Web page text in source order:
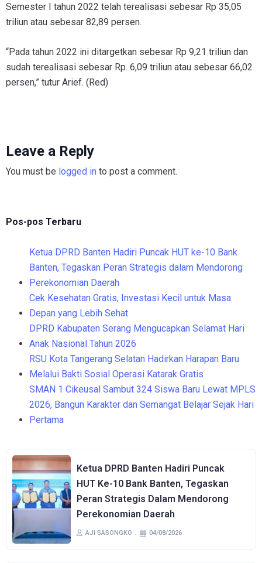
Semester I tahun 2022 telah terealisasi sebesar Rp 35,05
triliun atau sebesar 82,89 persen.
“Pada tahun 2022 ini ditargetkan sebesar Rp 9,21 triliun dan
sudah terealisasi sebesar Rp. 6,09 triliun atau sebesar 66,02
persen,” tutur Arief. (Red)
Leave a Reply
You must be logged in to post a comment.
Pos-pos Terbaru
Ketua DPRD Banten Hadiri Puncak HUT ke-10 Bank
Banten, Tegaskan Peran Strategis dalam Mendorong
Perekonomian Daerah
Cek Kesehatan Gratis, Investasi Kecil untuk Masa
Depan yang Lebih Sehat
DPRD Kabupaten Serang Mengucapkan Selamat Hari
Anak Nasional Tahun 2026
RSU Kota Tangerang Selatan Hadirkan Harapan Baru
Melalui Bakti Sosial Operasi Katarak Gratis
SMAN 1 Cikeusal Sambut 324 Siswa Baru Lewat MPLS
2026, Bangun Karakter dan Semangat Belajar Sejak Hari
Pertama
Ketua DPRD Banten Hadiri Puncak
HUT Ke-10 Bank Banten, Tegaskan
Peran Strategis Dalam Mendorong
Perekonomian Daerah
AJI SASONGKO 04/08/2026